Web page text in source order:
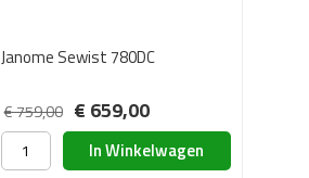
Janome Sewist 780DC
€ 759,00 € 659,00
In Winkelwagen